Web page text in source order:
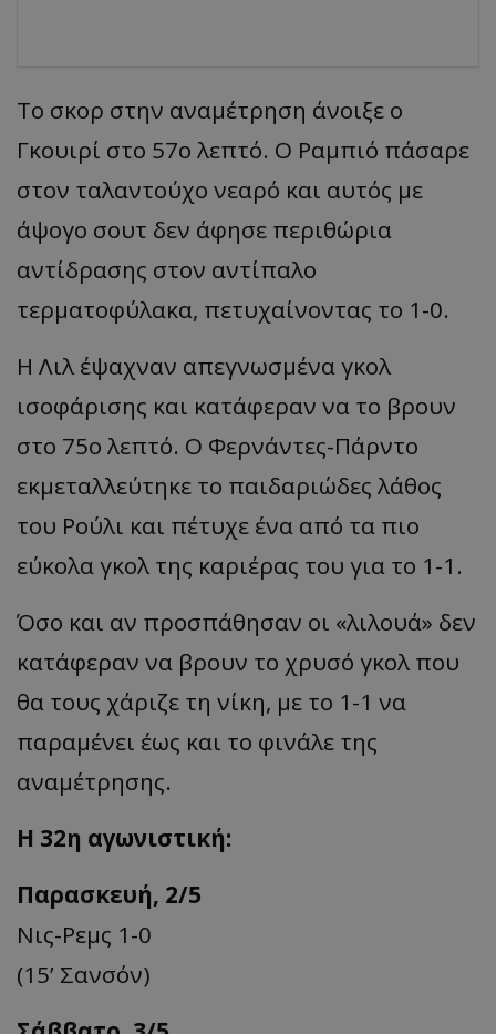
Το σκορ στην αναμέτρηση άνοιξε ο
Γκουιρί στο 57ο λεπτό. Ο Ραμπιό πάσαρε
στον ταλαντούχο νεαρό και αυτός με
άψογο σουτ δεν άφησε περιθώρια
αντίδρασης στον αντίπαλο
τερματοφύλακα, πετυχαίνοντας το 1-0.
Η Λιλ έψαχναν απεγνωσμένα γκολ
ισοφάρισης και κατάφεραν να το βρουν
στο 75ο λεπτό. Ο Φερνάντες-Πάρντο
εκμεταλλεύτηκε το παιδαριώδες λάθος
του Ρούλι και πέτυχε ένα από τα πιο
εύκολα γκολ της καριέρας του για το 1-1.
Όσο και αν προσπάθησαν οι «λιλουά» δεν
κατάφεραν να βρουν το χρυσό γκολ που
θα τους χάριζε τη νίκη, με το 1-1 να
παραμένει έως και το φινάλε της
αναμέτρησης.
Η 32η αγωνιστική:
Παρασκευή, 2/5
Νις-Ρεμς 1-0
(15’ Σανσόν)